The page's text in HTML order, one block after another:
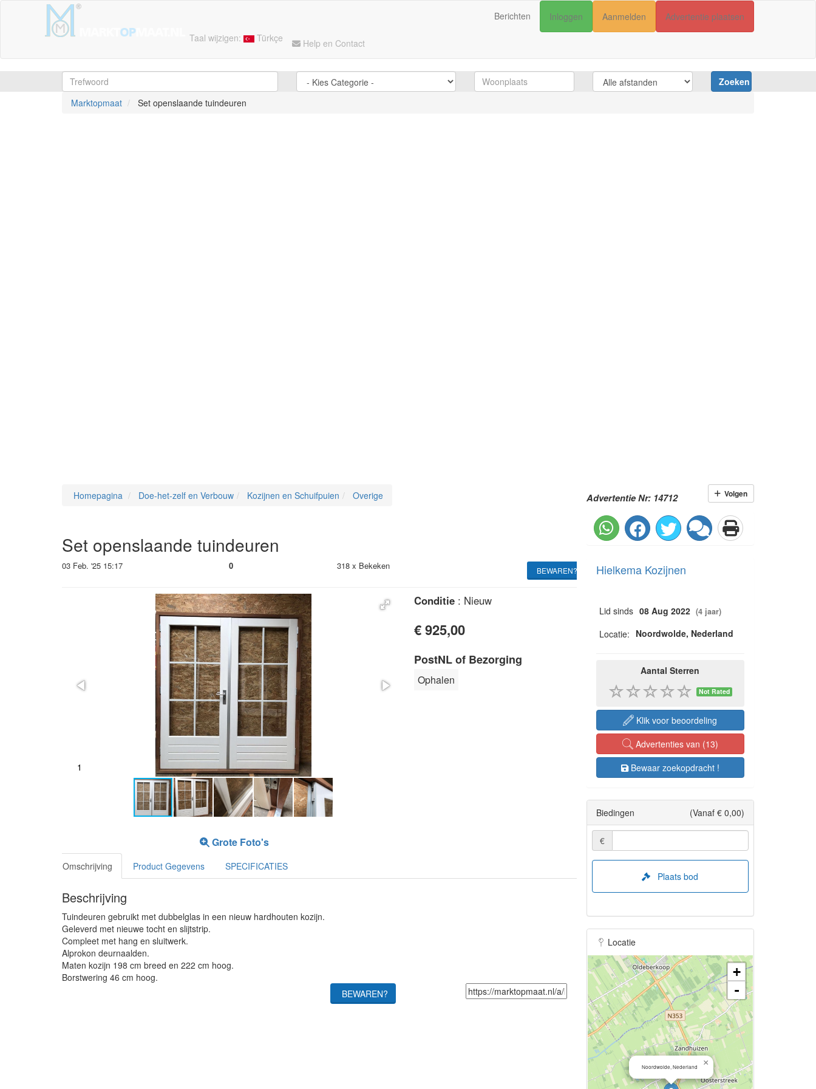
Taal wijzigen: Türkçe Help en Contact
Berichten Inloggen Aanmelden Advertentie plaatsen
Zoeken
Marktopmaat
Set openslaande tuindeuren
Homepagina Doe-het-zelf en Verbouw Kozijnen en Schuifpuien Overige
Set openslaande tuindeuren
03 Feb. '25 15:17 0 318 x Bekeken BEWAREN?
12
Grote Foto's
Conditie: Nieuw
€ 925,00
PostNL of Bezorging
Ophalen
Omschrijving Product Gegevens SPECIFICATIES
Beschrijving
Tuindeuren gebruikt met dubbelglas in een nieuw hardhouten kozijn.
Geleverd met nieuwe tocht en slijtstrip.
Compleet met hang en sluitwerk.
Alprokon deurnaalden.
Maten kozijn 198 cm breed en 222 cm hoog.
Borstwering 46 cm hoog.
BEWAREN?
Advertentie Nr: 14712 Volgen
Hielkema Kozijnen
Lid sinds 08 Aug 2022 (4 jaar)
Locatie: Noordwolde, Nederland
Aantal Sterren
Not Rated
Klik voor beoordeling
Advertenties van (13)
Bewaar zoekopdracht !
Biedingen (Vanaf € 0,00)
€
Plaats bod
Locatie
Noordwolde, Nederland ×
+
-